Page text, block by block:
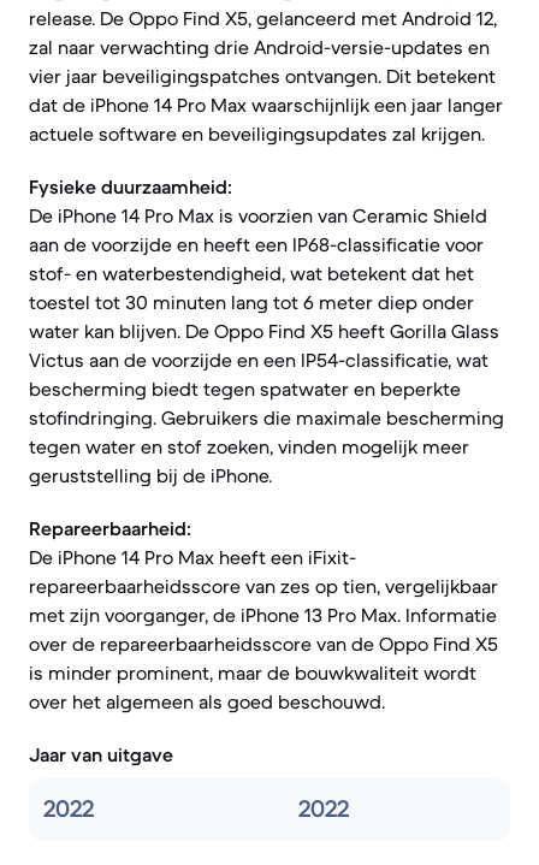
release. De Oppo Find X5, gelanceerd met Android 12,
zal naar verwachting drie Android-versie-updates en
vier jaar beveiligingspatches ontvangen. Dit betekent
dat de iPhone 14 Pro Max waarschijnlijk een jaar langer
actuele software en beveiligingsupdates zal krijgen.
Fysieke duurzaamheid:
De iPhone 14 Pro Max is voorzien van Ceramic Shield
aan de voorzijde en heeft een IP68-classificatie voor
stof- en waterbestendigheid, wat betekent dat het
toestel tot 30 minuten lang tot 6 meter diep onder
water kan blijven. De Oppo Find X5 heeft Gorilla Glass
Victus aan de voorzijde en een IP54-classificatie, wat
bescherming biedt tegen spatwater en beperkte
stofindringing. Gebruikers die maximale bescherming
tegen water en stof zoeken, vinden mogelijk meer
geruststelling bij de iPhone.
Repareerbaarheid:
De iPhone 14 Pro Max heeft een iFixit-
repareerbaarheidsscore van zes op tien, vergelijkbaar
met zijn voorganger, de iPhone 13 Pro Max. Informatie
over de repareerbaarheidsscore van de Oppo Find X5
is minder prominent, maar de bouwkwaliteit wordt
over het algemeen als goed beschouwd.
Jaar van uitgave
2022 2022